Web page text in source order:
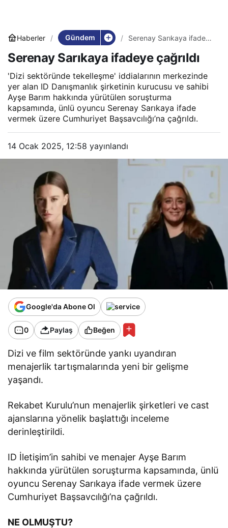
Haberler Gündem
Serenay Sarıkaya ifadeye
Serenay Sarıkaya ifadeye çağrıldı
'Dizi sektöründe tekelleşme' iddialarının merkezinde
yer alan ID Danışmanlık şirketinin kurucusu ve sahibi
Ayşe Barım hakkında yürütülen soruşturma
kapsamında, ünlü oyuncu Serenay Sarıkaya ifade
vermek üzere Cumhuriyet Başsavcılığı’na çağrıldı.
14 Ocak 2025, 12:58 yayınlandı
Google'da Abone Ol
0 Paylaş Beğen
Dizi ve film sektöründe yankı uyandıran
menajerlik tartışmalarında yeni bir gelişme
yaşandı.
Rekabet Kurulu’nun menajerlik şirketleri ve cast
ajanslarına yönelik başlattığı inceleme
derinleştirildi.
ID İletişim’in sahibi ve menajer Ayşe Barım
hakkında yürütülen soruşturma kapsamında, ünlü
oyuncu Serenay Sarıkaya ifade vermek üzere
Cumhuriyet Başsavcılığı’na çağrıldı.
NE OLMUŞTU?